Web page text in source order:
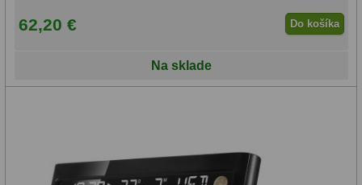
62,20 € Do košíka
Na sklade